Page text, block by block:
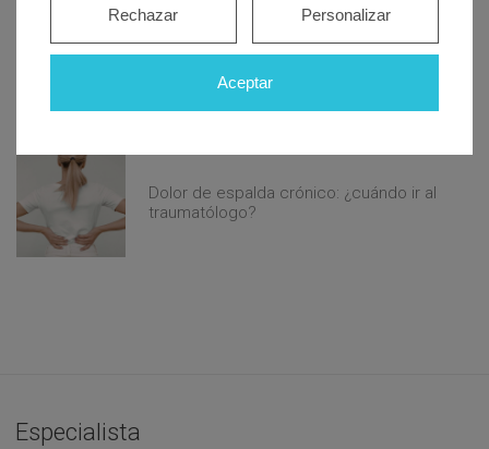
Alivio natural para el reflujo
gastroesofágico: estrategias que
Dolor de espalda crónico: ¿cuándo ir al
traumatólogo?
Especialista
Aceptar
Rechazar Personalizar